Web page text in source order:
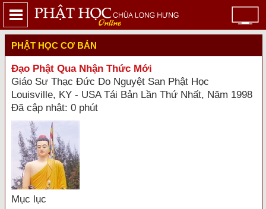
PHẬT HỌC CƠ BẢN
Ðạo Phật Qua Nhận Thức Mới
Giáo Sư Thạc Ðức Do Nguyệt San Phật Học
Louisville, KY - USA Tái Bản Lần Thứ Nhất, Năm 1998
Đã cập nhật: 0 phút
Mục lục